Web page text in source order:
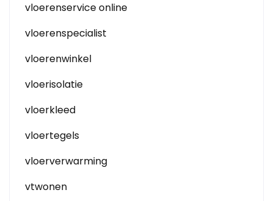
vloerenservice online
vloerenspecialist
vloerenwinkel
vloerisolatie
vloerkleed
vloertegels
vloerverwarming
vtwonen